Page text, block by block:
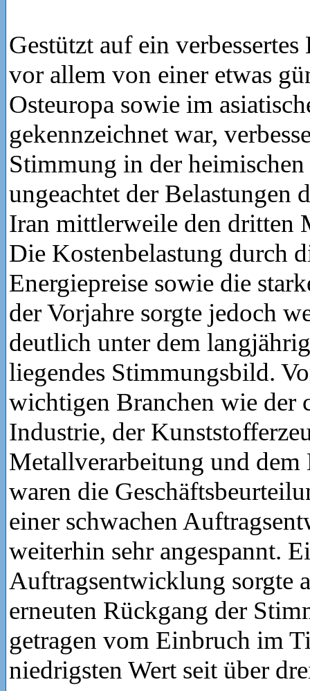
Gestützt auf ein
vor allem von einer etwas
Osteuropa sowie im
gekennzeichnet war,
Stimmung in der
ungeachtet der Belastungen
Iran mittlerweile den dritten
Die Kostenbelastung durch
Energiepreise sowie die
der Vorjahre sorgte jedoch
deutlich unter dem
liegendes Stimmungsbild.
wichtigen Branchen wie der
Industrie, der
Metallverarbeitung und dem
waren die
einer schwachen
weiterhin sehr angespannt.
Auftragsentwicklung sorgte
erneuten Rückgang der
getragen vom Einbruch im
niedrigsten Wert seit über